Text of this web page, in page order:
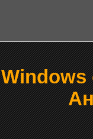
Windows